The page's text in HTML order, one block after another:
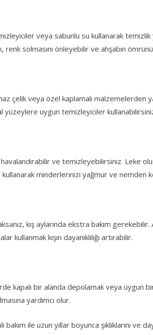
veya sabunlu su kullanarak
solmasını önleyebilir ve ahşabın
çelik veya özel kaplamalı malzemelerden
yüzeylere uygun temizleyiciler
ve temizleyebilirsiniz. Leke
kullanarak minderlerinizi yağmur ve nemden
kış aylarında ekstra bakım
kışın dayanıklılığı artırabilir.
kapalı bir alanda depolamak veya uygun
yardımcı olur.
ile uzun yıllar boyunca şıklıklarını ve